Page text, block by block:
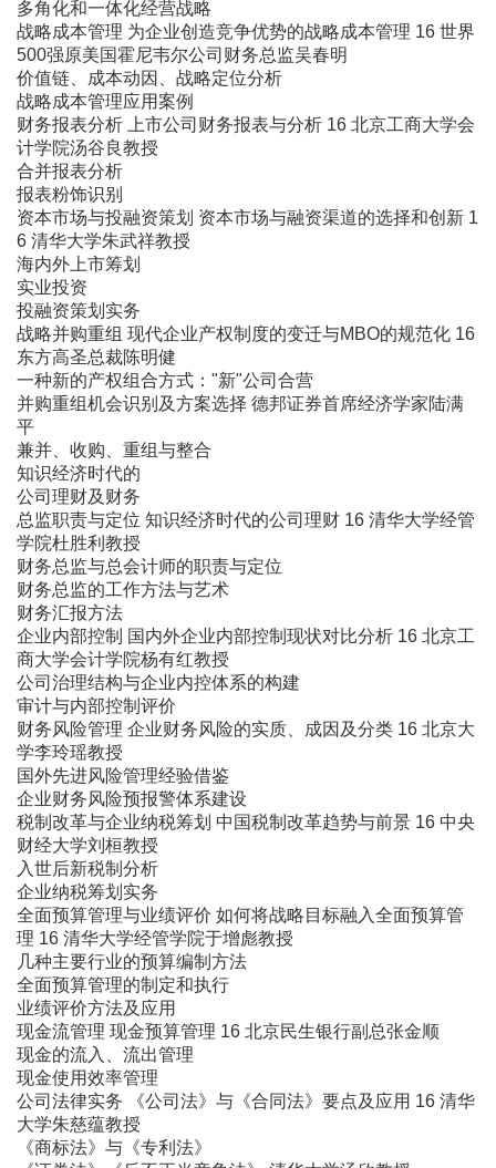
多角化和一体化经营战略
战略成本管理 为企业创造竞争优势的战略成本管理 16 世界
500强原美国霍尼韦尔公司财务总监吴春明
价值链、成本动因、战略定位分析
战略成本管理应用案例
财务报表分析 上市公司财务报表与分析 16 北京工商大学会
计学院汤谷良教授
合并报表分析
报表粉饰识别
资本市场与投融资策划 资本市场与融资渠道的选择和创新 1
6 清华大学朱武祥教授
海内外上市筹划
实业投资
投融资策划实务
战略并购重组 现代企业产权制度的变迁与MBO的规范化 16
东方高圣总裁陈明健
一种新的产权组合方式："新"公司合营
并购重组机会识别及方案选择 德邦证券首席经济学家陆满
平
兼并、收购、重组与整合
知识经济时代的
公司理财及财务
总监职责与定位 知识经济时代的公司理财 16 清华大学经管
学院杜胜利教授
财务总监与总会计师的职责与定位
财务总监的工作方法与艺术
财务汇报方法
企业内部控制 国内外企业内部控制现状对比分析 16 北京工
商大学会计学院杨有红教授
公司治理结构与企业内控体系的构建
审计与内部控制评价
财务风险管理 企业财务风险的实质、成因及分类 16 北京大
学李玲瑶教授
国外先进风险管理经验借鉴
企业财务风险预报警体系建设
税制改革与企业纳税筹划 中国税制改革趋势与前景 16 中央
财经大学刘桓教授
入世后新税制分析
企业纳税筹划实务
全面预算管理与业绩评价 如何将战略目标融入全面预算管
理 16 清华大学经管学院于增彪教授
几种主要行业的预算编制方法
全面预算管理的制定和执行
业绩评价方法及应用
现金流管理 现金预算管理 16 北京民生银行副总张金顺
现金的流入、流出管理
现金使用效率管理
公司法律实务 《公司法》与《合同法》要点及应用 16 清华
大学朱慈蕴教授
《商标法》与《专利法》